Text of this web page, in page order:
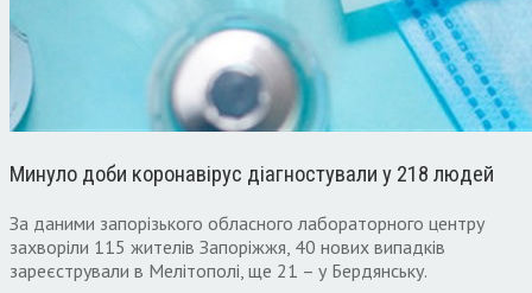
Минуло доби коронавірус діагностували у 218 людей
За даними запорізького обласного лабораторного центру
захворіли 115 жителів Запоріжжя, 40 нових випадків
зареєстрували в Мелітополі, ще 21 – у Бердянську.